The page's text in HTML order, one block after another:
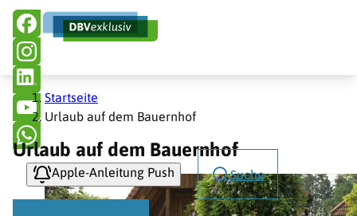
Direkt
zum
Inhalt
Hauptnavigation
Apple-Anleitung Push Suche
Pfadnavigation
Startseite
Urlaub auf dem Bauernhof
Urlaub auf dem Bauernhof